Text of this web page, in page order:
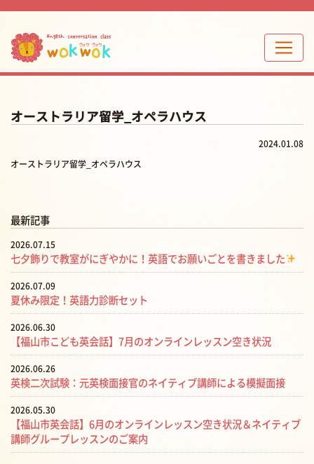
オーストラリア留学_オペラハウス
2024.01.08
オーストラリア留学_オペラハウス
最新記事
2026.07.15
七夕飾りで教室がにぎやかに！英語でお願いごとを書きました
2026.07.09
夏休み限定！英語力診断セット
2026.06.30
【福山市こども英会話】7月のオンラインレッスン空き状況
2026.06.26
英検二次試験：元英検面接官のネイティブ講師による模擬面接
2026.05.30
【福山市英会話】6月のオンラインレッスン空き状況＆ネイティブ
講師グループレッスンのご案内